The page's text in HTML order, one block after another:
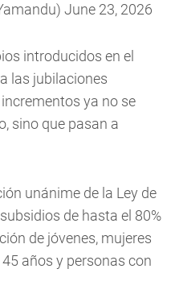
June 23, 2026
introducidos en el
las jubilaciones
ya no se
sino que pasan a
unánime de la Ley de
de hasta el 80%
de jóvenes, mujeres
años y personas con